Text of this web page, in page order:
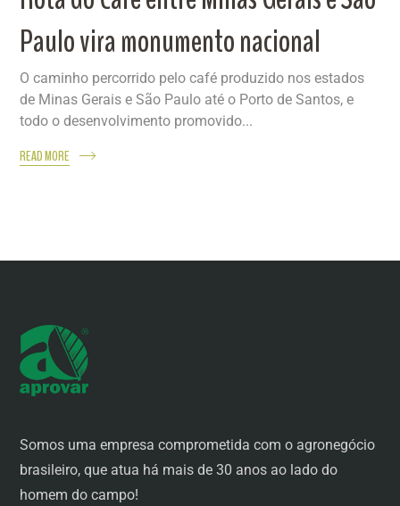
Paulo vira monumento nacional
O caminho percorrido pelo café produzido nos estados
de Minas Gerais e São Paulo até o Porto de Santos, e
todo o desenvolvimento promovido...
READ MORE
Somos uma empresa comprometida com o agronegócio
brasileiro, que atua há mais de 30 anos ao lado do
homem do campo!